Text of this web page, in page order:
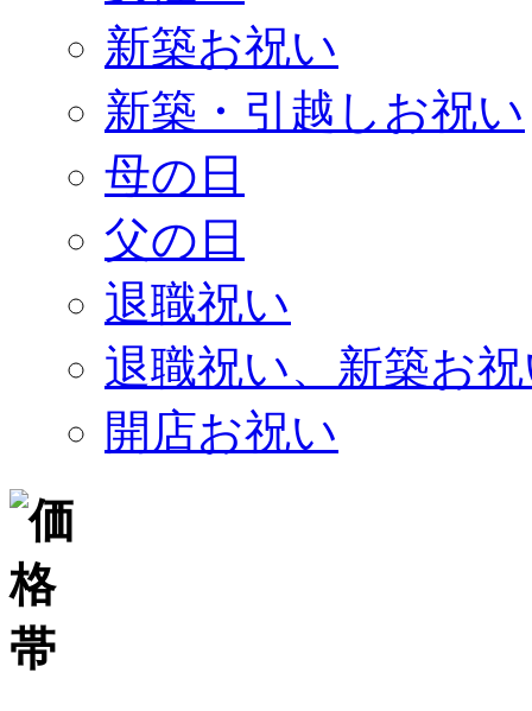
新築お祝い
新築・引越しお祝い
母の日
父の日
退職祝い
退職祝い、新築お
開店お祝い